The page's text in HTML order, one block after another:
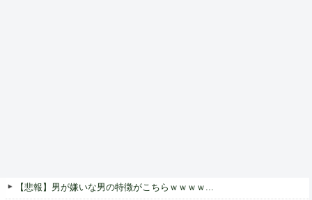
【悲報】男が嫌いな男の特徴がこちらｗｗｗｗ...